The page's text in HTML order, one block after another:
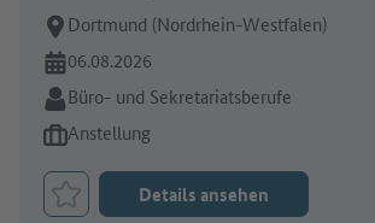
Arbeitsort:
Dortmund (Nordrhein-Westfalen)
Online seit:
06.08.2026
Branche:
Büro- und Sekretariatsberufe
Art des Jobangebots:
Anstellung
Job merken
Details ansehen